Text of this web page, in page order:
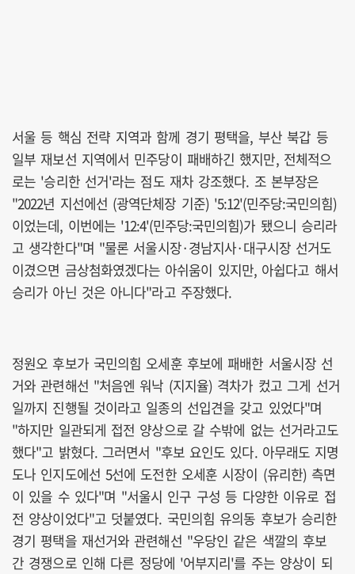
서울 등 핵심 전략 지역과 함께 경기 평택을, 부산 북갑 등
일부 재보선 지역에서 민주당이 패배하긴 했지만, 전체적으
로는 '승리한 선거'라는 점도 재차 강조했다. 조 본부장은
"2022년 지선에선 (광역단체장 기준) '5:12'(민주당:국민의힘)
이었는데, 이번에는 '12:4'(민주당:국민의힘)가 됐으니 승리라
고 생각한다"며 "물론 서울시장·경남지사·대구시장 선거도
이겼으면 금상첨화였겠다는 아쉬움이 있지만, 아쉽다고 해서
승리가 아닌 것은 아니다"라고 주장했다.
정원오 후보가 국민의힘 오세훈 후보에 패배한 서울시장 선
거와 관련해선 "처음엔 워낙 (지지율) 격차가 컸고 그게 선거
일까지 진행될 것이라고 일종의 선입견을 갖고 있었다"며
"하지만 일관되게 접전 양상으로 갈 수밖에 없는 선거라고도
했다"고 밝혔다. 그러면서 "후보 요인도 있다. 아무래도 지명
도나 인지도에선 5선에 도전한 오세훈 시장이 (유리한) 측면
이 있을 수 있다"며 "서울시 인구 구성 등 다양한 이유로 접
전 양상이었다"고 덧붙였다. 국민의힘 유의동 후보가 승리한
경기 평택을 재선거와 관련해선 "우당인 같은 색깔의 후보
간 경쟁으로 인해 다른 정당에 '어부지리'를 주는 양상이 되